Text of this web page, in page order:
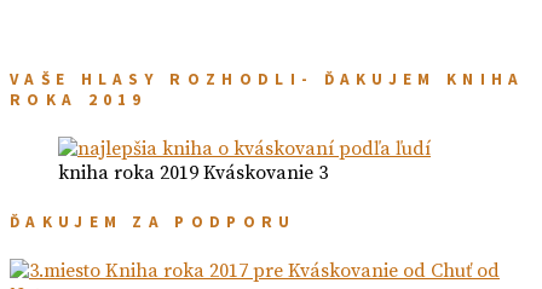
VAŠE HLASY ROZHODLI- ĎAKUJEM KNIHA
ROKA 2019
kniha roka 2019 Kváskovanie 3
ĎAKUJEM ZA PODPORU